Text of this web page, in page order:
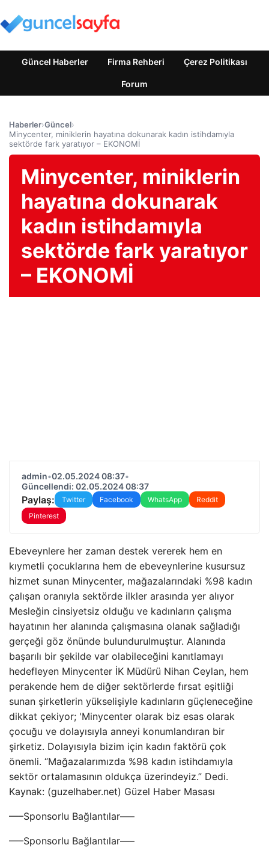
Güncel Haberler Firma Rehberi Çerez Politikası
Forum
Haberler›Güncel›
Minycenter, miniklerin hayatına dokunarak kadın istihdamıyla
sektörde fark yaratıyor – EKONOMİ
Minycenter, miniklerin
hayatına dokunarak
kadın istihdamıyla
sektörde fark yaratıyor
– EKONOMİ
admin•02.05.2024 08:37•
Güncellendi: 02.05.2024 08:37
Paylaş: Twitter Facebook WhatsApp
Reddit
Pinterest
Ebeveynlere her zaman destek vererek hem en
kıymetli çocuklarına hem de ebeveynlerine kusursuz
hizmet sunan Minycenter, mağazalarındaki %98 kadın
çalışan oranıyla sektörde ilkler arasında yer alıyor
Mesleğin cinsiyetsiz olduğu ve kadınların çalışma
hayatının her alanında çalışmasına olanak sağladığı
gerçeği göz önünde bulundurulmuştur. Alanında
başarılı bir şekilde var olabileceğini kanıtlamayı
hedefleyen Minycenter İK Müdürü Nihan Ceylan, hem
perakende hem de diğer sektörlerde fırsat eşitliği
sunan şirketlerin yükselişiyle kadınların güçleneceğine
dikkat çekiyor; 'Minycenter olarak biz esas olarak
çocuğu ve dolayısıyla anneyi konumlandıran bir
şirketiz. Dolayısıyla bizim için kadın faktörü çok
önemli. “Mağazalarımızda %98 kadın istihdamıyla
sektör ortalamasının oldukça üzerindeyiz.” Dedi.
Kaynak: (guzelhaber.net) Güzel Haber Masası
—–Sponsorlu Bağlantılar—–
—–Sponsorlu Bağlantılar—–